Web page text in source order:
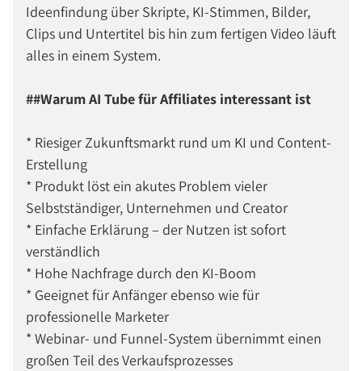
Ideenfindung über Skripte, KI-Stimmen, Bilder,
Clips und Untertitel bis hin zum fertigen Video läuft
alles in einem System.
##Warum AI Tube für Affiliates interessant ist
* Riesiger Zukunftsmarkt rund um KI und Content-
Erstellung
* Produkt löst ein akutes Problem vieler
Selbstständiger, Unternehmen und Creator
* Einfache Erklärung – der Nutzen ist sofort
verständlich
* Hohe Nachfrage durch den KI-Boom
* Geeignet für Anfänger ebenso wie für
professionelle Marketer
* Webinar- und Funnel-System übernimmt einen
großen Teil des Verkaufsprozesses